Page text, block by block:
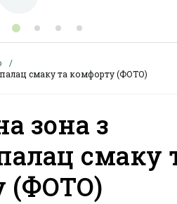
смаку та комфорту (ФОТО)
зона з
смаку
(ФОТО)